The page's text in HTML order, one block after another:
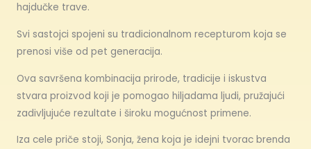
hajdučke trave.
Svi sastojci spojeni su tradicionalnom recepturom koja se
prenosi više od pet generacija.
Ova savršena kombinacija prirode, tradicije i iskustva
stvara proizvod koji je pomogao hiljadama ljudi, pružajući
zadivljujuće rezultate i široku mogućnost primene.
Iza cele priče stoji, Sonja, žena koja je idejni tvorac brenda